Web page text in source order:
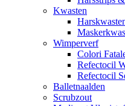
Kwasten
Wimperverf
Colori
Refectocil
Refectocil
Balletnaalden
Scrubzout